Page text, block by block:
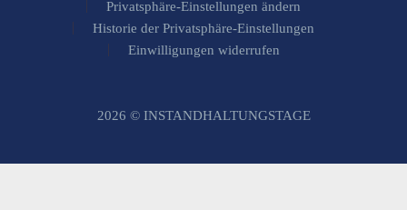
Privatsphäre-Einstellungen ändern
Historie der Privatsphäre-Einstellungen
Einwilligungen widerrufen
2026 © INSTANDHALTUNGSTAGE